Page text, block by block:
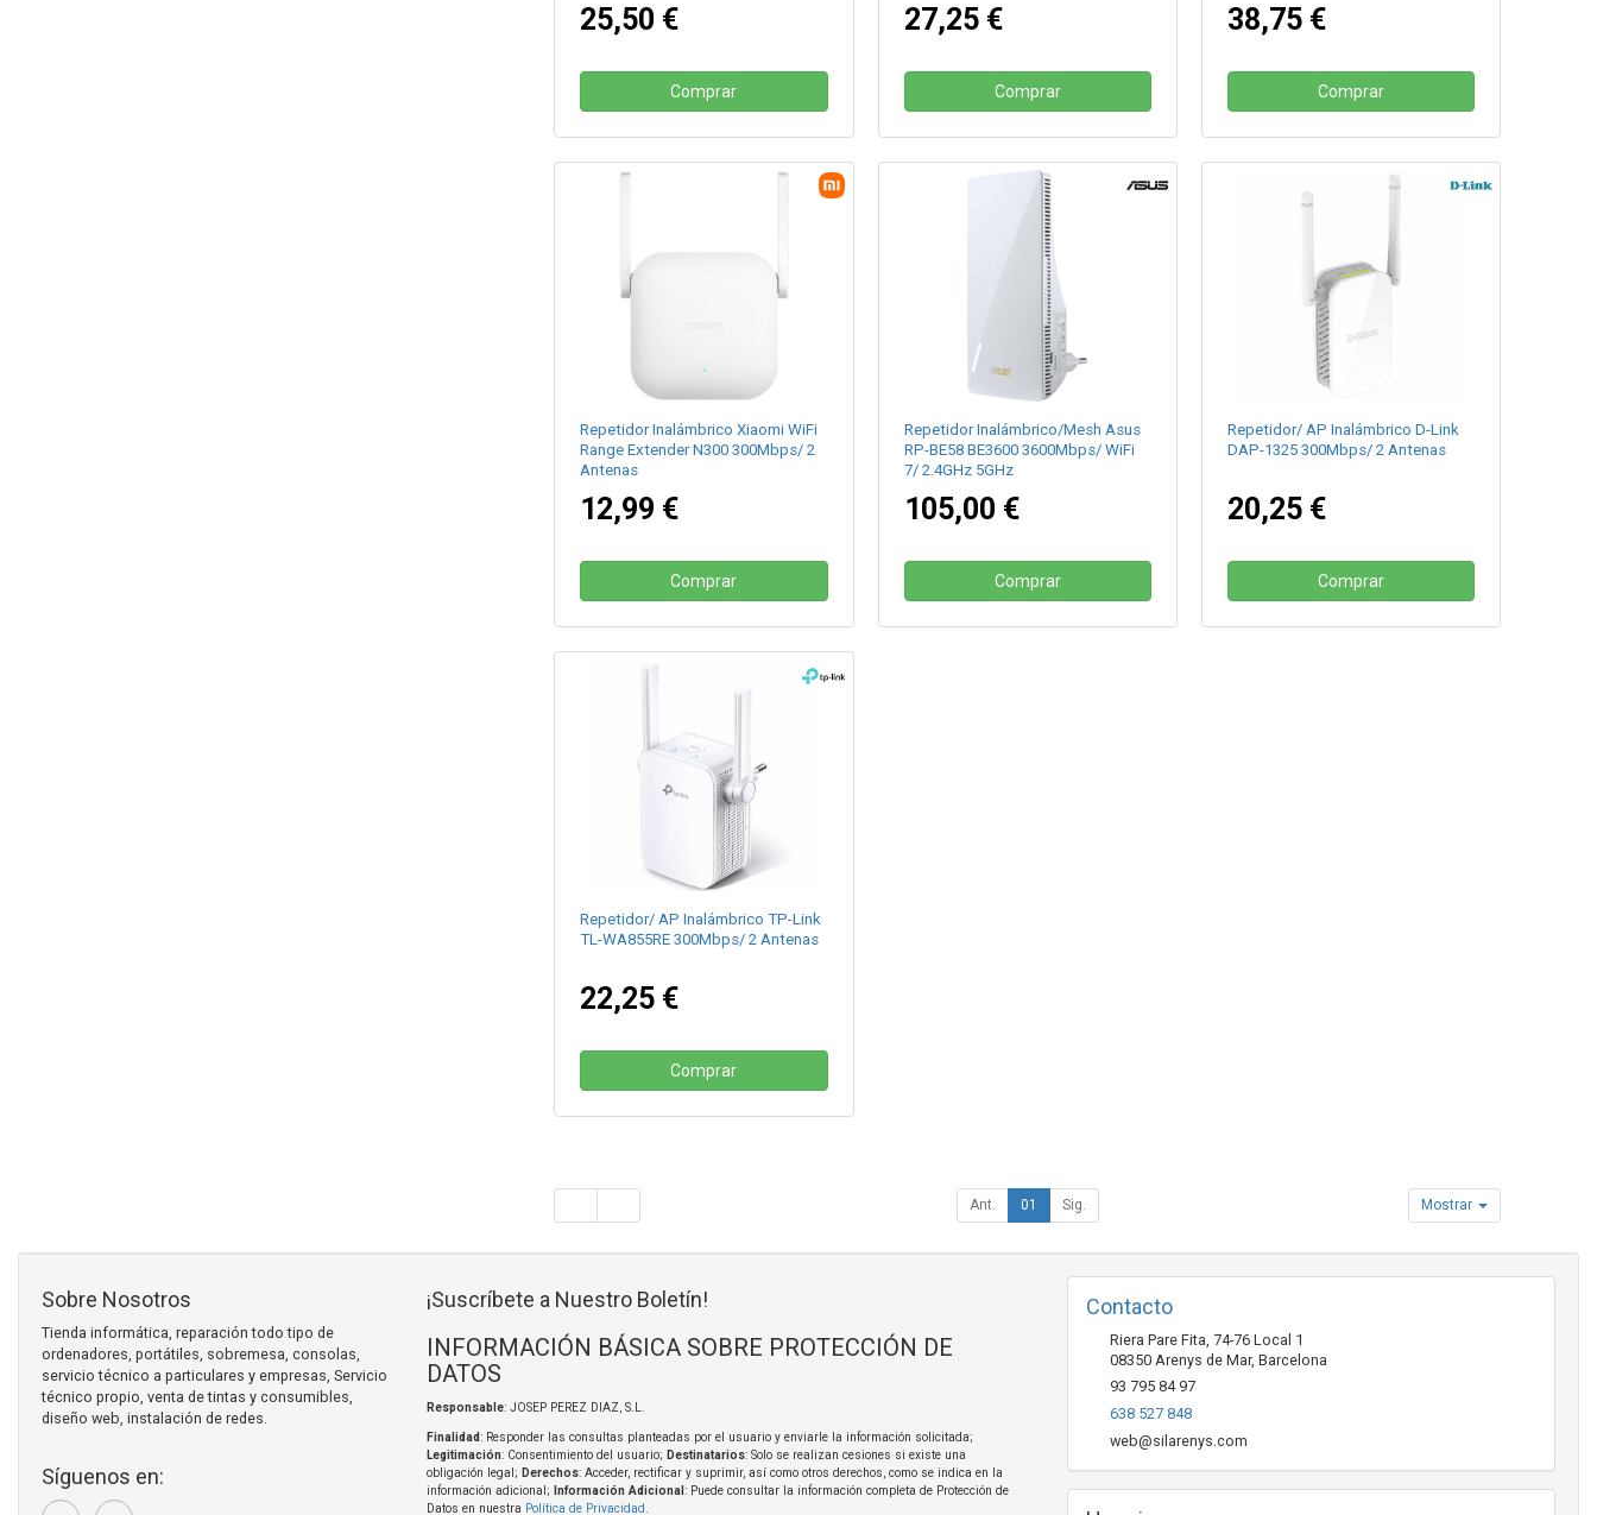
25,50 €
Comprar
27,25 €
Comprar
38,75 €
Comprar
Repetidor Inalámbrico Xiaomi WiFi
Range Extender N300 300Mbps/ 2
Antenas
12,99 €
Comprar
Repetidor Inalámbrico/Mesh Asus
RP-BE58 BE3600 3600Mbps/ WiFi
7/ 2.4GHz 5GHz
105,00 €
Comprar
Repetidor/ AP Inalámbrico D-Link
DAP-1325 300Mbps/ 2 Antenas
20,25 €
Comprar
Repetidor/ AP Inalámbrico TP-Link
TL-WA855RE 300Mbps/ 2 Antenas
22,25 €
Comprar
Ant. 01 Sig. Mostrar
Sobre Nosotros
Tienda informática, reparación todo tipo de
ordenadores, portátiles, sobremesa, consolas,
servicio técnico a particulares y empresas, Servicio
técnico propio, venta de tintas y consumibles,
diseño web, instalación de redes.
Síguenos en:
¡Suscríbete a Nuestro Boletín!
INFORMACIÓN BÁSICA SOBRE PROTECCIÓN DE
DATOS
Responsable: JOSEP PEREZ DIAZ, S.L.
Finalidad: Responder las consultas planteadas por el usuario y enviarle la información solicitada;
Legitimación: Consentimiento del usuario; Destinatarios: Solo se realizan cesiones si existe una
obligación legal; Derechos: Acceder, rectificar y suprimir, así como otros derechos, como se indica en la
información adicional;
Información Adicional : Puede consultar la información completa de Protección de
Datos en nuestra Política de Privacidad.
Contacto
Riera Pare Fita, 74-76 Local 1
08350 Arenys de Mar, Barcelona
93 795 84 97
638 527 848
web@silarenys.com